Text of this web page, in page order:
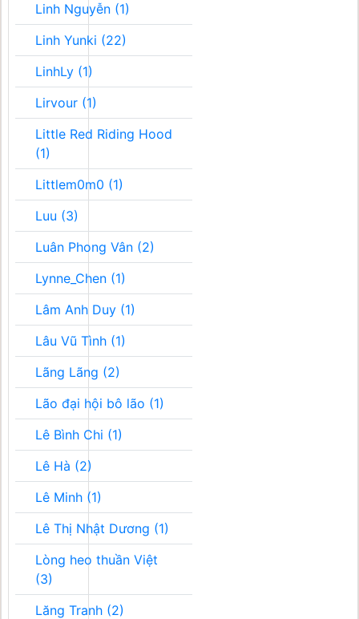
Linh Nguyễn (1)
Linh Yunki (22)
LinhLy (1)
Lirvour (1)
Little Red Riding Hood
(1)
Littlem0m0 (1)
Luu (3)
Luân Phong Vân (2)
Lynne_Chen (1)
Lâm Anh Duy (1)
Lâu Vũ Tình (1)
Lãng Lãng (2)
Lão đại hội bô lão (1)
Lê Bình Chi (1)
Lê Hà (2)
Lê Minh (1)
Lê Thị Nhật Dương (1)
Lòng heo thuần Việt
(3)
Lăng Tranh (2)